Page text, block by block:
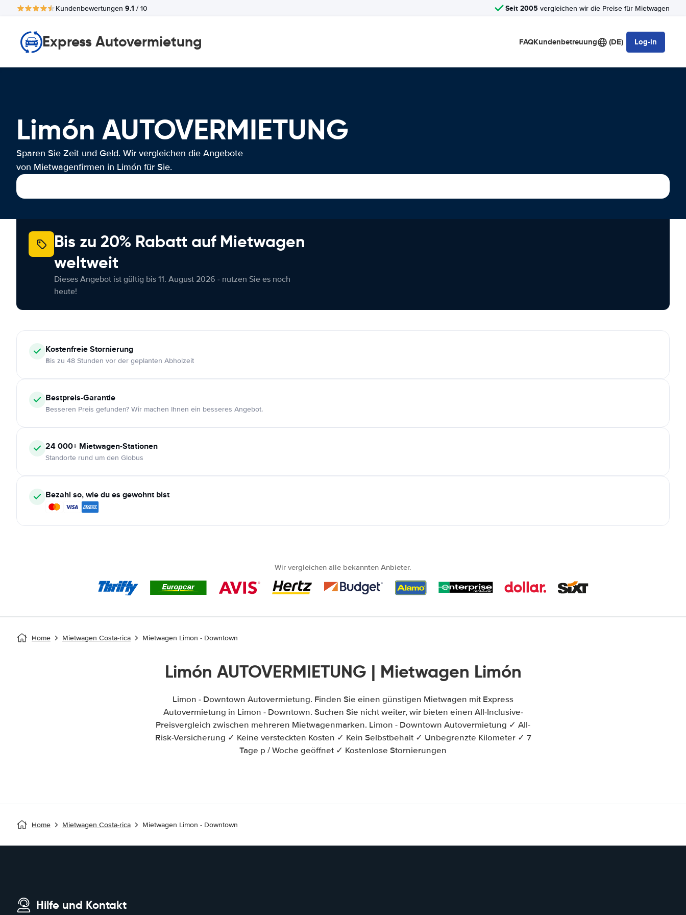
Kundenbewertungen 9.1 / 10 Seit 2005 vergleichen wir die Preise für Mietwagen
Express Autovermietung FAQKundenbetreuung (DE) Log-in
Limón AUTOVERMIETUNG
Sparen Sie Zeit und Geld. Wir vergleichen die Angebote
von Mietwagenfirmen in Limón für Sie.
Bis zu 20% Rabatt auf Mietwagen
weltweit
Dieses Angebot ist gültig bis 11. August 2026 - nutzen Sie es noch
heute!
KostenfreieStornierung
Bis zu 48 Stunden vor der geplanten Abholzeit
Bestpreis-Garantie
Besseren Preis gefunden? Wir machen Ihnen ein besseres Angebot.
24 000+ Mietwagen-Stationen
Standorte rund um den Globus
Bezahl so, wie du es gewohnt bist
Wir vergleichen alle bekannten Anbieter.
Home Mietwagen Costa-rica Mietwagen Limon - Downtown
Limón AUTOVERMIETUNG | Mietwagen Limón
Limon - Downtown Autovermietung. Finden Sie einen günstigen Mietwagen mit Express
Autovermietung in Limon - Downtown. Suchen Sie nicht weiter, wir bieten einen All-Inclusive-
Preisvergleich zwischen mehreren Mietwagenmarken. Limon - Downtown Autovermietung ✓ All-
Risk-Versicherung ✓ Keine versteckten Kosten ✓ Kein Selbstbehalt ✓ Unbegrenzte Kilometer ✓ 7
Tage p / Woche geöffnet ✓ Kostenlose Stornierungen
Home Mietwagen Costa-rica Mietwagen Limon - Downtown
Hilfe und Kontakt